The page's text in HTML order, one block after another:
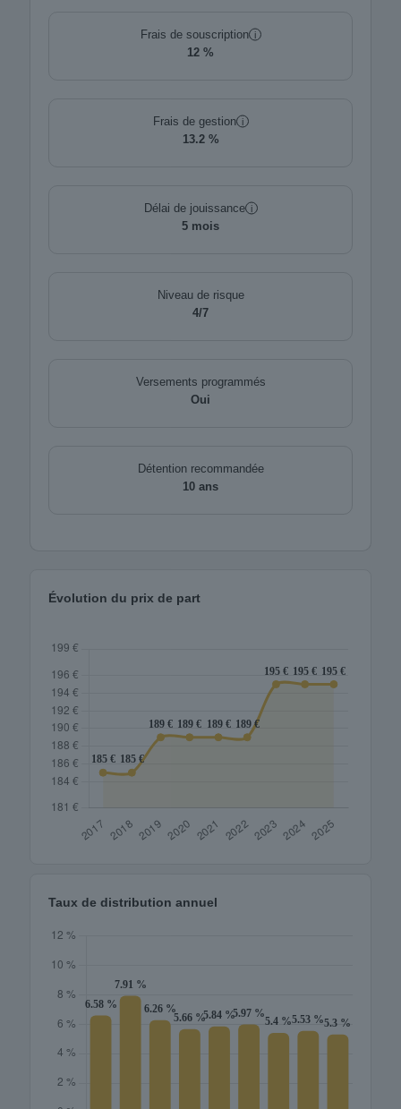
Frais de souscription i
12 %
Frais de gestion i
13.2 %
Délai de jouissance i
5 mois
Niveau de risque
4/7
Versements programmés
Oui
Détention recommandée
10 ans
Évolution du prix de part
Taux de distribution annuel